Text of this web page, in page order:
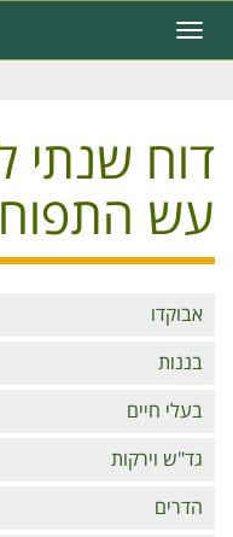
לתוכן
העיקרי
Toggle
navigation
עש התפוח
Branches
אבוקדו
בננות
בעלי חיים
גד"ש וירקות
הדרים